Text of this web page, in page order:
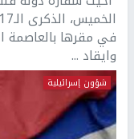
في مقرها بالعاصمة
وايقاد ...
شؤون إسرائيلية